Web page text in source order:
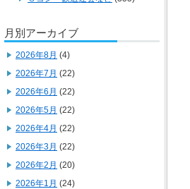
月別アーカイブ
2026年8月 (4)
2026年7月 (22)
2026年6月 (22)
2026年5月 (22)
2026年4月 (22)
2026年3月 (22)
2026年2月 (20)
2026年1月 (24)